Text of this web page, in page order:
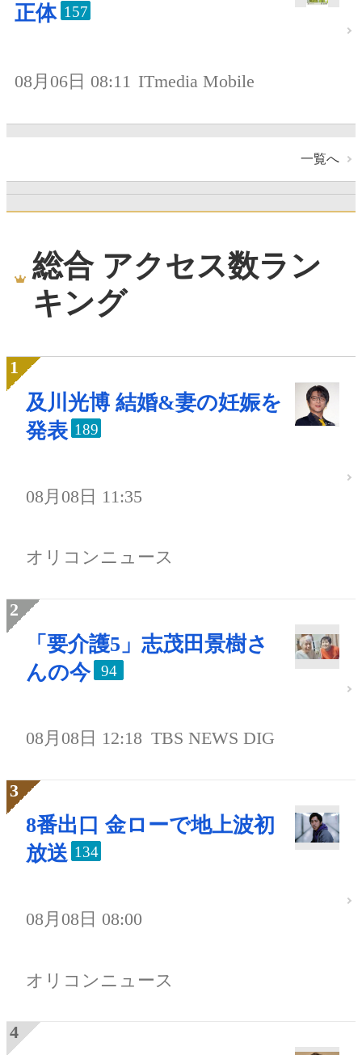
正体 157
08月06日 08:11 ITmedia Mobile
一覧へ
総合 アクセス数ラン
キング
及川光博 結婚&妻の妊娠を
発表 189
08月08日 11:35
オリコンニュース
「要介護5」志茂田景樹さ
んの今
94
08月08日 12:18 TBS NEWS DIG
8番出口 金ローで地上波初
放送 134
08月08日 08:00
オリコンニュース